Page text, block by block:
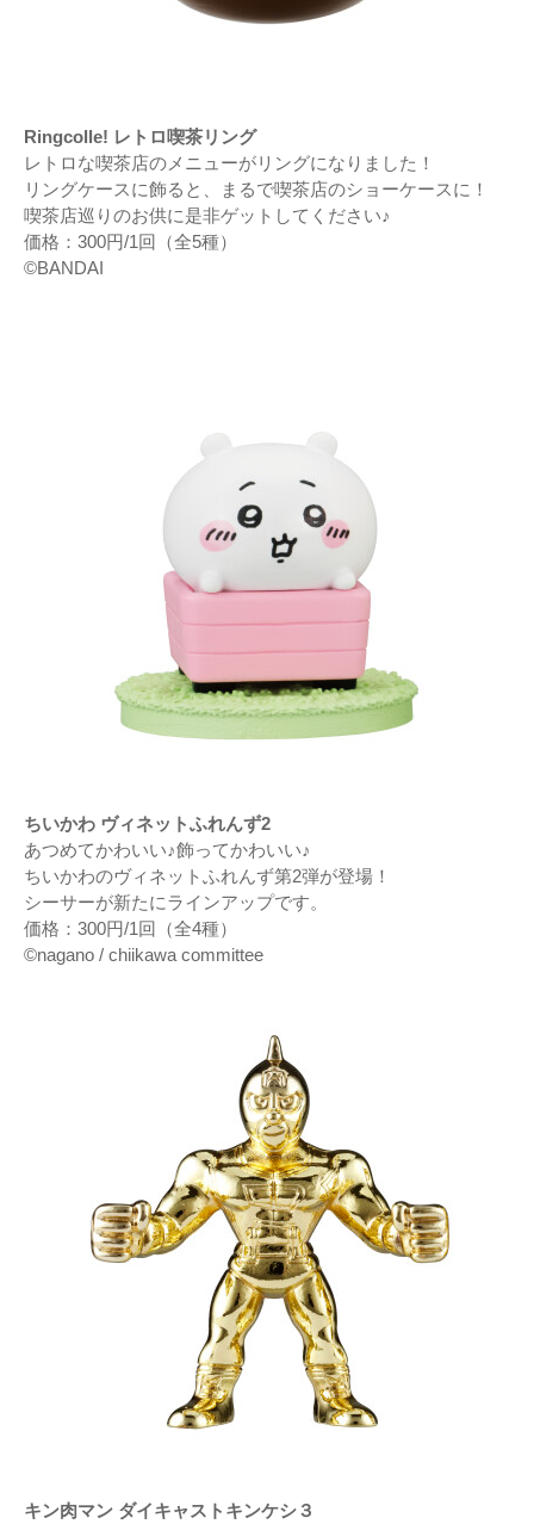
Ringcolle! レトロ喫茶リング
レトロな喫茶店のメニューがリングになりました！
リングケースに飾ると、まるで喫茶店のショーケースに！
喫茶店巡りのお供に是非ゲットしてください♪
価格：300円/1回（全5種）
©BANDAI
ちいかわ ヴィネットふれんず2
あつめてかわいい♪飾ってかわいい♪
ちいかわのヴィネットふれんず第2弾が登場！
シーサーが新たにラインアップです。
価格：300円/1回（全4種）
©nagano / chiikawa committee
キン肉マン ダイキャストキンケシ３